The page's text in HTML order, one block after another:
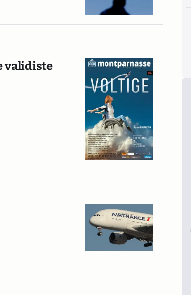
validiste